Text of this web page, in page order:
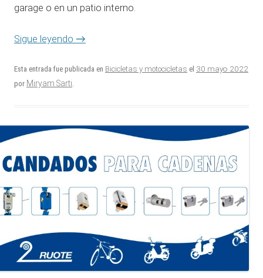
garage o en un patio interno.
Sigue leyendo →
Esta entrada fue publicada en Bicicletas y motocicletas el 30 mayo 2022
por Miryam Sarti